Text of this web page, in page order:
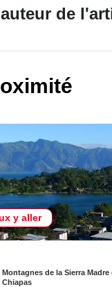
de
y aller
Montagnes de la Sierra Madre
Chiapas